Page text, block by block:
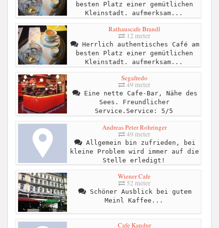
besten Platz einer gemütlichen
Kleinstadt. aufmerksam...
Rathauscafe Brandl
12 meter
Herrlich authentisches Café am
besten Platz einer gemütlichen
Kleinstadt. aufmerksam...
Segafredo
49 meter
Eine nette Cafe-Bar, Nähe des
Sees. Freundlicher
Service.Service: 5/5
Andreas Peter Rohringer
49 meter
Allgemein bin zufrieden, bei
kleine Problem wird immer auf die
Stelle erledigt!
Wiener Cafe
52 meter
Schöner Ausblick bei gutem
Meinl Kaffee...
Cafe Kandur